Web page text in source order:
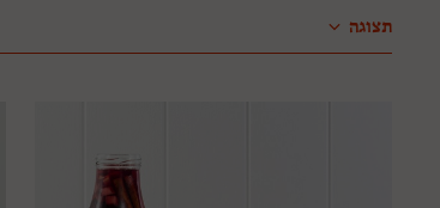
תצוגה